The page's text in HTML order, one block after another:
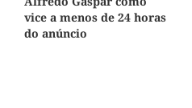
vice a menos de 24 horas
do anúncio